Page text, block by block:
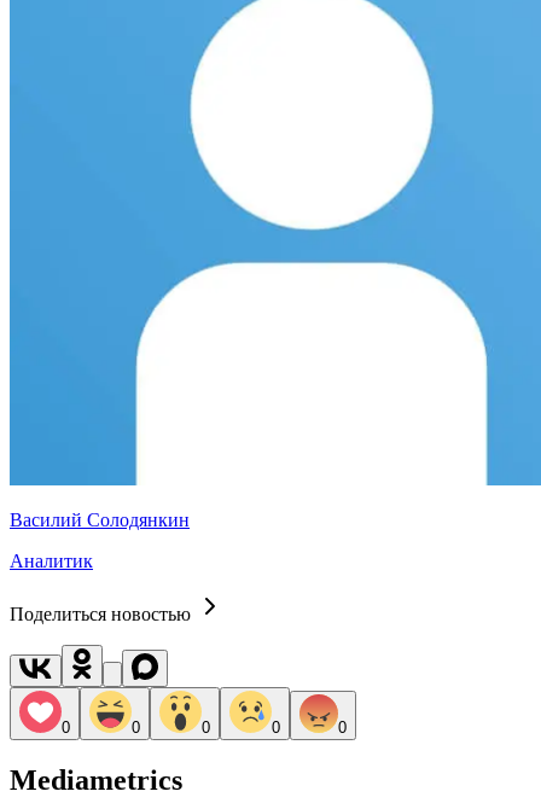
Василий Солодянкин
Аналитик
Поделиться новостью
0 0 0 0 0
Mediametrics